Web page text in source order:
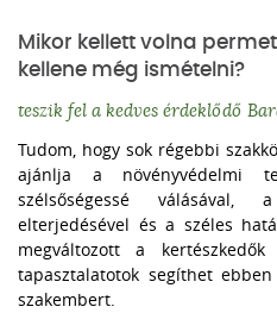
Mikor kellett volna
kellene még ismételni?
teszik fel a kedves érdeklődő
Tudom, hogy sok régebbi
ajánlja a növényvédelmi
szélsőségessé válásával,
elterjedésével és a széles
megváltozott a
tapasztalatotok segíthet
szakembert.